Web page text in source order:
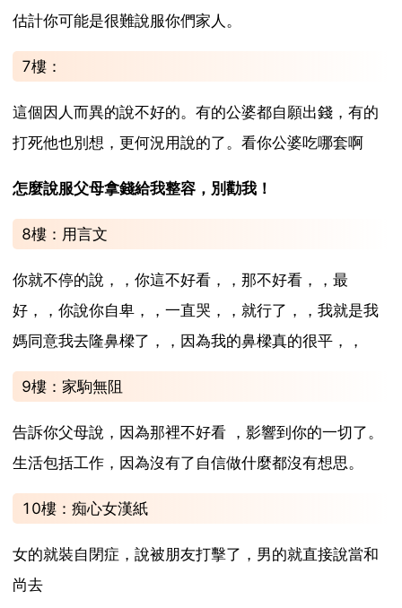
估計你可能是很難說服你們家人。
7樓：
這個因人而異的說不好的。有的公婆都自願出錢，有的
打死他也別想，更何況用說的了。看你公婆吃哪套啊
怎麼說服父母拿錢給我整容，別勸我！
8樓：用言文
你就不停的說，，你這不好看，，那不好看，，最
好，，你說你自卑，，一直哭，，就行了，，我就是我
媽同意我去隆鼻樑了，，因為我的鼻樑真的很平，，
9樓：家駒無阻
告訴你父母說，因為那裡不好看 ，影響到你的一切了。
生活包括工作，因為沒有了自信做什麼都沒有想思。
10樓：痴心女漢紙
女的就裝自閉症，說被朋友打擊了，男的就直接說當和
尚去